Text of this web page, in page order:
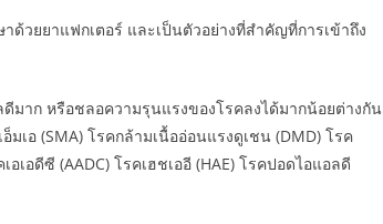
ด้วยยาแฟกเตอร์ และเป็นตัวอย่างที่สำคัญที่การเข้าถึง
มาก หรือชลอความรุนแรงของโรคลงได้มากน้อยต่างกัน
เอ (SMA) โรคกล้ามเนื้ออ่อนแรงดูเชน (DMD) โรค
เอดีซี (AADC) โรคเฮชเออี (HAE) โรคปอดไอแอลดี